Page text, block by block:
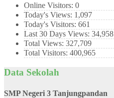
Online Visitors: 0
Today's Views: 1,097
Today's Visitors: 661
Last 30 Days Views: 34,958
Total Views: 327,709
Total Visitors: 400,965
Data Sekolah
SMP Negeri 3 Tanjungpandan